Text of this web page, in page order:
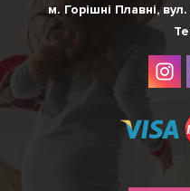
м. Горішні Плавні,